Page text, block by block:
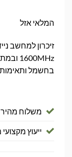
המלאי אזל
בחשמל
משלוח
ייעוץ